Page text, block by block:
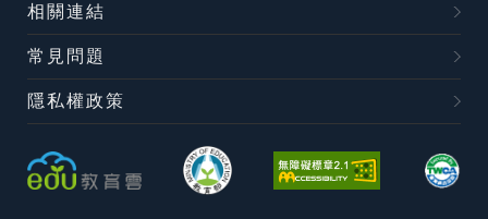
相關連結
常見問題
隱私權政策